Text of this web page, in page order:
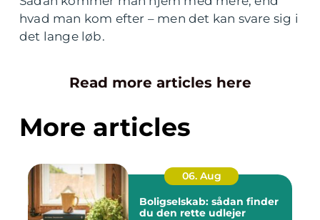
hvad man kom efter – men det kan svare sig i
det lange løb.
Read more articles here
More articles
06. Aug
Boligselskab: sådan finder
du den rette udlejer